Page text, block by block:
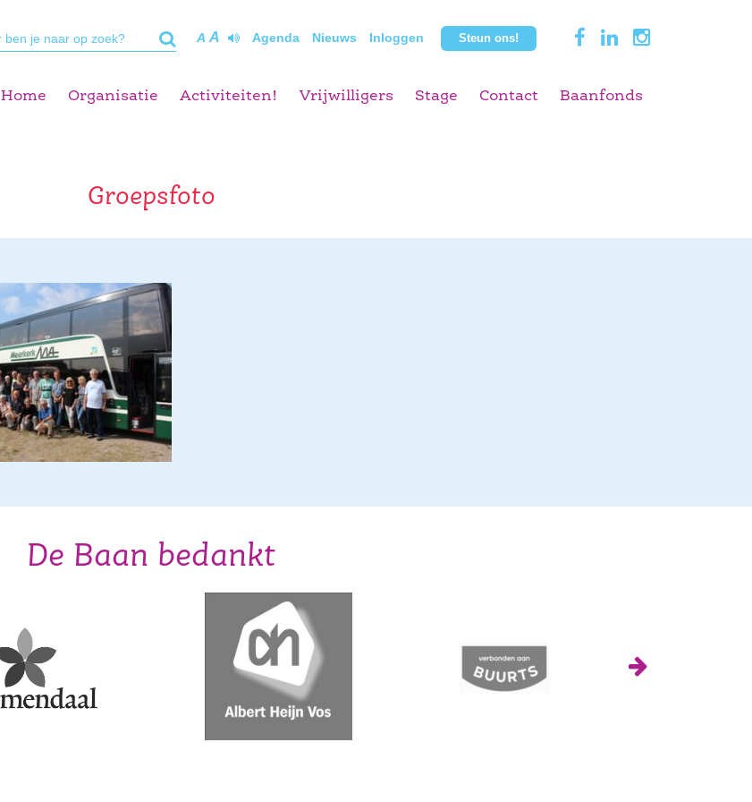
A A Agenda Nieuws Inloggen Steun ons!
Home Organisatie Activiteiten! Vrijwilligers Stage Contact Baanfonds
Groepsfoto
De Baan bedankt